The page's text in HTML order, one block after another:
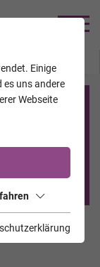
registriert?
<<
Einige
uns andere
Webseite
VERSTORBENE